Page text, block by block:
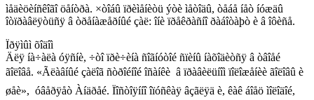
ìåäèöèíñêîãî öåíòðà. ×òîáû ïðèìåíèòü ýòè ìåòîäû, òåáå íåò íóæäû
îòïðàâëÿòüñÿ â òðåíàæåðíûé çàë: îíè ïðåêðàñíî ðàáîòàþò è â îôèñå.
Ïðÿìûì õîäîì
Äëÿ íà÷àëà óÿñíè, ÷òî ïðè÷èíà ñîãíóòîé ñïèíû íàõîäèòñÿ â òâîåé
ãîëîâå. «Ãëàâíûé çàëîã ñòðîéíîé îñàíêè  â ïðàâèëüíîì ïîëîæåíèè ãîëîâû è
øåè»,  óâåðÿåò Àíäðåé. Ïîñòîÿííî îïóñêàÿ âçãëÿä è, êàê áîåö ìîëîäîé,